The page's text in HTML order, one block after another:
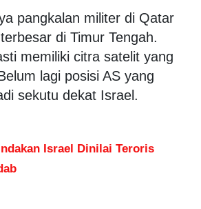
pangkalan militer di Qatar
di Timur Tengah.
memiliki citra satelit yang
lagi posisi AS yang
sekutu dekat Israel.
Israel Dinilai Teroris